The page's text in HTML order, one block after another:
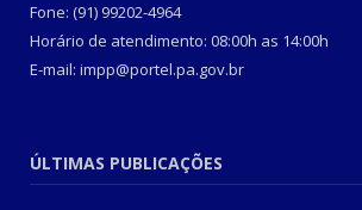
Fone: (91) 99202-4964
Horário de atendimento: 08:00h as 14:00h
E-mail: impp@portel.pa.gov.br
ÚLTIMAS PUBLICAÇÕES